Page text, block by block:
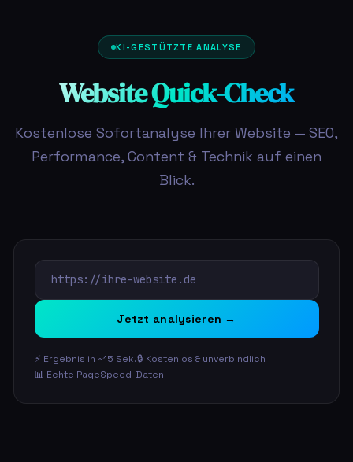
KI-GESTÜTZTE ANALYSE
Website Quick-Check
Kostenlose Sofortanalyse Ihrer Website — SEO,
Performance, Content & Technik auf einen
Blick.
Jetzt analysieren →
⚡ Ergebnis in ~15 Sek.🔒 Kostenlos & unverbindlich
📊 Echte PageSpeed-Daten